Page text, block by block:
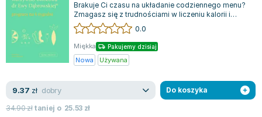
Brakuje Ci czasu na układanie codziennego menu?
Zmagasz się z trudnościami w liczeniu kalorii i
komponowaniu posiłków? Dr Ewa Dąbr...
0.0
Miękka Pakujemy dzisiaj
Nowa Używana
9.37 zł dobry
34.90złtaniej o 25.53 zł
Do koszyka